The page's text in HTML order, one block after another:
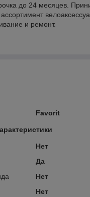
до 24 месяцев.
и ремонт.
Favorit
Нет
Да
Нет
Нет